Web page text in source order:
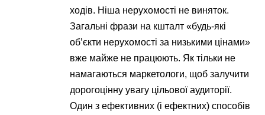
ходів. Ніша нерухомості не виняток.
Загальні фрази на кшталт «будь-які
об’єкти нерухомості за низькими цінами»
вже майже не працюють. Як тільки не
намагаються маркетологи, щоб залучити
дорогоцінну увагу цільової аудиторії.
Один з ефективних (і ефектних) способів